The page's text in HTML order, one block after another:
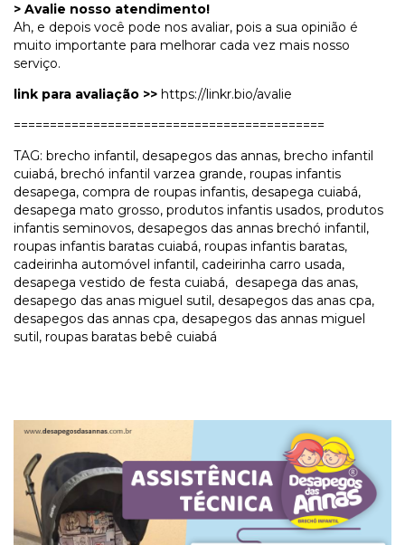
> Avalie nosso atendimento!
Ah, e depois você pode nos avaliar, pois a sua opinião é
muito importante para melhorar cada vez mais nosso
serviço.
link para avaliação >> https://linkr.bio/avalie
===========================================
TAG: brecho infantil, desapegos das annas, brecho infantil
cuiabá, brechó infantil varzea grande, roupas infantis
desapega, compra de roupas infantis, desapega cuiabá,
desapega mato grosso, produtos infantis usados, produtos
infantis seminovos, desapegos das annas brechó infantil,
roupas infantis baratas cuiabá, roupas infantis baratas,
cadeirinha automóvel infantil, cadeirinha carro usada,
desapega vestido de festa cuiabá, desapega das anas,
desapego das anas miguel sutil, desapegos das anas cpa,
desapegos das annas cpa, desapegos das annas miguel
sutil, roupas baratas bebê cuiabá